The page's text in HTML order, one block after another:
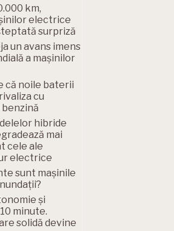
km,
electrice
surpriză
un avans imens
a mașinilor
că noile baterii
cu
hibride
mai
cele ale
electrice
sunt mașinile
și
minute.
solidă devine